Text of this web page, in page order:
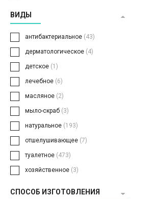
ВИДЫ
антибактериальное (43)
дерматологическое (4)
детское (1)
лечебное (6)
масляное (2)
мыло-скраб (3)
натуральное (193)
отшелушивающее (7)
туалетное (473)
хозяйственное (3)
СПОСОБ ИЗГОТОВЛЕНИЯ